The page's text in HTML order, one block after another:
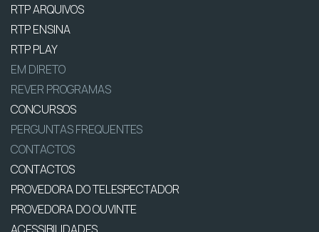
RTP ARQUIVOS
RTP ENSINA
RTP PLAY
EM DIRETO
REVER PROGRAMAS
CONCURSOS
PERGUNTAS FREQUENTES
CONTACTOS
CONTACTOS
PROVEDORA DO TELESPECTADOR
PROVEDORA DO OUVINTE